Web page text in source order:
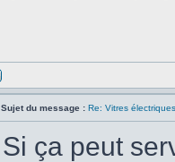
Sujet du message : Re: Vitres électriques
Si ça peut